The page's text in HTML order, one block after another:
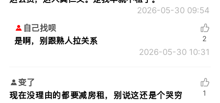
2026-05-30 09:54
自己找呗
是啊，别跟熟人拉关系
2026-05-30 10:31
2
变了
现在没理由的都要减房租，别说这还是个哭穷
1